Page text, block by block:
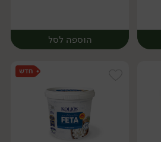
הוספה לסל